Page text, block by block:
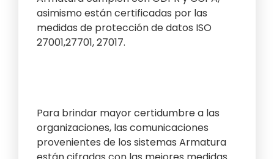
asimismo están certificadas por las
medidas de protección de datos ISO
27001,27701, 27017.
Para brindar mayor certidumbre a las
organizaciones, las comunicaciones
provenientes de los sistemas Armatura